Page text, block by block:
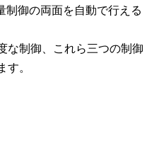
制御の両面を自動で行える
な制御、これら三つの制御
す。